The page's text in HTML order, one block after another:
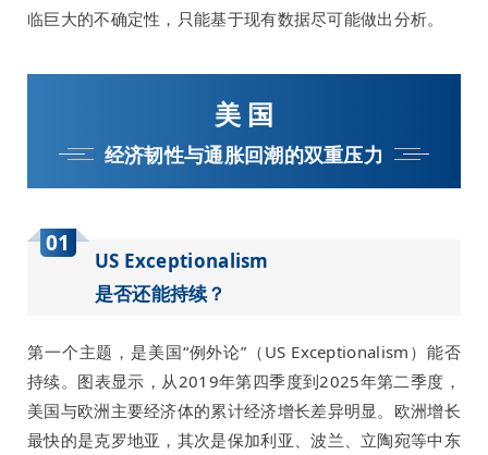
临巨大的不确定性，只能基于现有数据尽可能做出分析。
美 国
经济韧性与通胀回潮的双重压力
01
US Exceptionalism
是否还能持续？
第一个主题，是美国“例外论”（US Exceptionalism）能否
持续。图表显示，从2019年第四季度到2025年第二季度，
美国与欧洲主要经济体的累计经济增长差异明显。欧洲增长
最快的是克罗地亚，其次是保加利亚、波兰、立陶宛等中东